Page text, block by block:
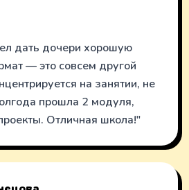
дать дочери хорошую
— это совсем другой
на занятии, не
прошла 2 модуля,
Отличная школа!"